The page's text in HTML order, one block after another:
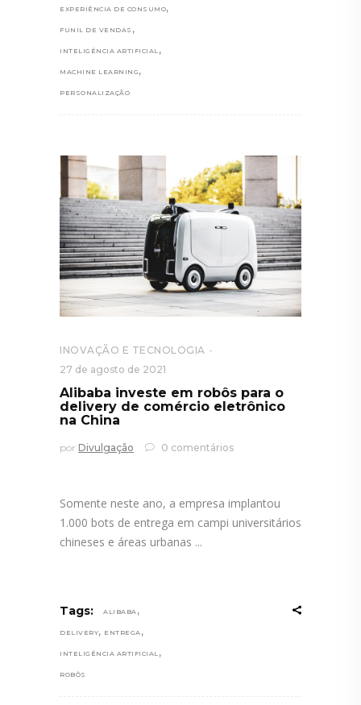
EXPERIÊNCIA DE CONSUMO,
FUNIL DE VENDAS ,
INTELIGÊNCIA ARTIFICIAL ,
MACHINE LEARNING ,
PERSONALIZAÇÃO
INOVAÇÃO E TECNOLOGIA
27 de agosto de 2021
Alibaba investe em robôs para o
delivery de comércio eletrônico
na China
por Divulgação 0 comentários
Somente neste ano, a empresa implantou
1.000 bots de entrega em campi universitários
chineses e áreas urbanas
Tags: ALIBABA ,
DELIVERY, ENTREGA ,
INTELIGÊNCIA ARTIFICIAL ,
ROBÔS